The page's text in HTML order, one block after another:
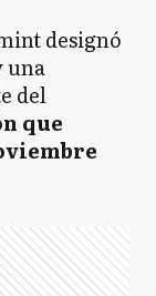
designó
una
del
que